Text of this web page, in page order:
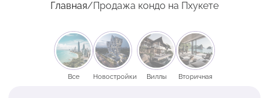
Главная/Продажа кондо на Пхукете
Все Новостройки Виллы Вторичная